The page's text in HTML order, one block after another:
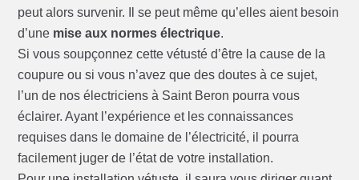
peut alors survenir. Il se peut même qu’elles aient besoin
d’une mise aux normes électrique.
Si vous soupçonnez cette vétusté d’être la cause de la
coupure ou si vous n’avez que des doutes à ce sujet,
l’un de nos électriciens à Saint Beron pourra vous
éclairer. Ayant l’expérience et les connaissances
requises dans le domaine de l’électricité, il pourra
facilement juger de l’état de votre installation.